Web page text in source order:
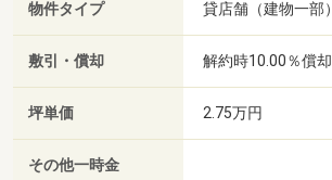
物件タイプ 貸店舗（建物一部）
敷引・償却 解約時10.00％償却
坪単価 2.75万円
その他一時金